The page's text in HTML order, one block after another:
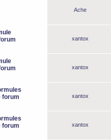
Ache
xantox
xantox
forum
xantox
forum
xantox